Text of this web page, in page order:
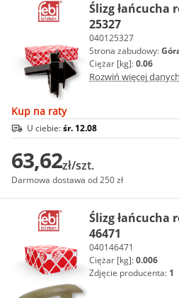
Ślizg łańcucha
25327
040125327
Strona zabudowy:
Ciężar [kg]:0.06
Rozwiń więcej danych
Kup na raty
U ciebie:śr. 12.08
63,62zł/szt.
Darmowa dostawa od 250 zł
Ślizg łańcucha
46471
040146471
Ciężar [kg]:0.006
Zdjęcie producenta: 1